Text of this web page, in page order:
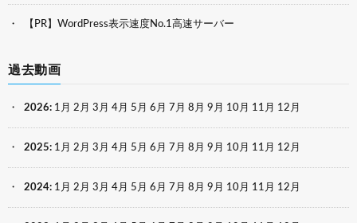
【PR】WordPress表示速度No.1高速サーバー
過去動画
2026: 1月 2月 3月 4月 5月 6月 7月 8月 9月 10月 11月 12月
2025: 1月 2月 3月 4月 5月 6月 7月 8月 9月 10月 11月 12月
2024: 1月 2月 3月 4月 5月 6月 7月 8月 9月 10月 11月 12月